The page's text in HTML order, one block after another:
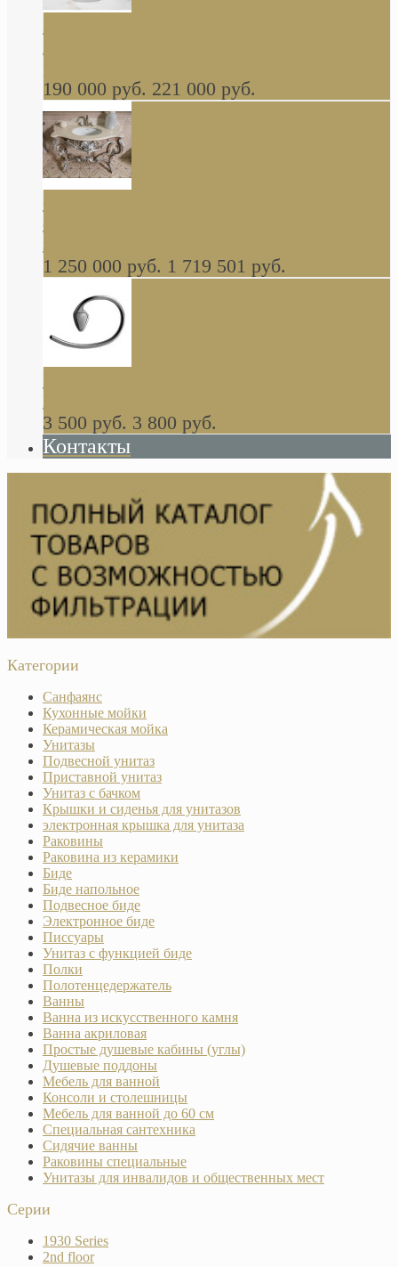
Decorated Bathroom раковина овальная
встраиваемая для ванной с рисунком синяя
роза В НАЛИЧИИ
190 000 руб. 221 000 руб.
стиле барокко, из массива дерева, светло
коричневый матовый окрас + серебро
1 250 000 руб. 1 719 501 руб.
Khala Colombo аксессуары (серия) В
НАЛИЧИИ
3 500 руб. 3 800 руб.
Контакты
Категории
Санфаянс
Кухонные мойки
Керамическая мойка
Унитазы
Подвесной унитаз
Приставной унитаз
Унитаз с бачком
Крышки и сиденья для унитазов
электронная крышка для унитаза
Раковины
Раковина из керамики
Биде
Биде напольное
Подвесное биде
Электронное биде
Писсуары
Унитаз с функцией биде
Полки
Полотенцедержатель
Ванны
Ванна из искусственного камня
Ванна акриловая
Простые душевые кабины (углы)
Душевые поддоны
Мебель для ванной
Консоли и столешницы
Мебель для ванной до 60 см
Специальная сантехника
Сидячие ванны
Раковины специальные
Унитазы для инвалидов и общественных мест
Серии
1930 Series
2nd floor